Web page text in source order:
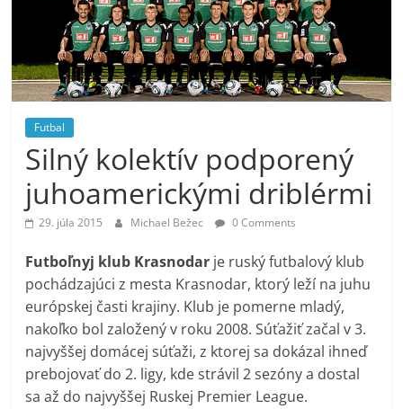
Futbal
Silný kolektív podporený
juhoamerickými driblérmi
29. júla 2015 Michael Bežec 0 Comments
Futboľnyj klub Krasnodar je ruský futbalový klub
pochádzajúci z mesta Krasnodar, ktorý leží na juhu
európskej časti krajiny. Klub je pomerne mladý,
nakoľko bol založený v roku 2008. Súťažiť začal v 3.
najvyššej domácej súťaži, z ktorej sa dokázal ihneď
prebojovať do 2. ligy, kde strávil 2 sezóny a dostal
sa až do najvyššej Ruskej Premier League.